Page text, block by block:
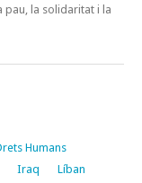
la solidaritat i la
Humans
Iraq
Líban